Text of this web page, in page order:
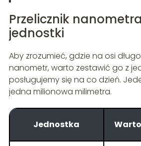
Przelicznik
jednostki
Aby zrozumieć, gdzie na osi
nanometr, warto zestawić go z
posługujemy się na co dzień.
jedna milionowa milimetra.
Jednostka